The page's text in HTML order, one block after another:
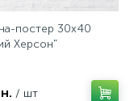
постер 30х40
Херсон"
/ шт